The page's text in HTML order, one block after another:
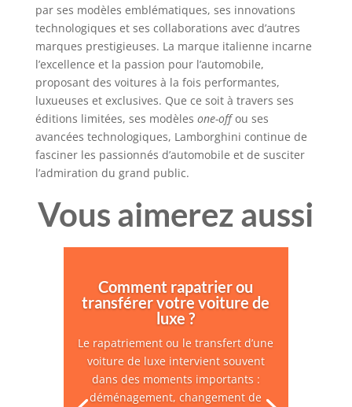
par ses modèles emblématiques, ses innovations
technologiques et ses collaborations avec d’autres
marques prestigieuses. La marque italienne incarne
l’excellence et la passion pour l’automobile,
proposant des voitures à la fois performantes,
luxueuses et exclusives. Que ce soit à travers ses
éditions limitées, ses modèles one-offou ses
avancées technologiques, Lamborghini continue de
fasciner les passionnés d’automobile et de susciter
l’admiration du grand public.
Vous aimerez aussi
Comment rapatrier ou
transférer votre voiture de
luxe ?
Le rapatriement ou le transfert d’une
voiture de luxe intervient souvent
dans des moments importants :
déménagement, changement de